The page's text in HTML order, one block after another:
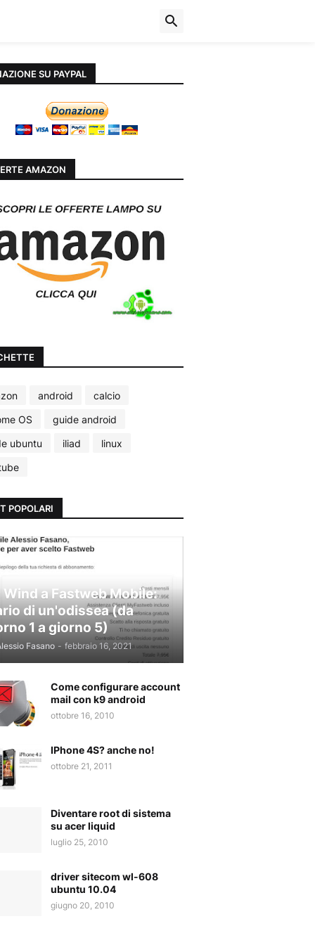
SU PAYPAL
AMAZON
android
calcio
OS
guide android
ubuntu
iliad
linux
POPOLARI
Wind a Fastweb Mobile:
di un'odissea (da
1 a giorno 5)
Fasano - febbraio 16, 2021
Come configurare account
mail con k9 android
ottobre 16, 2010
IPhone 4S? anche no!
ottobre 21, 2011
Diventare root di sistema
su acer liquid
luglio 25, 2010
driver sitecom wl-608
ubuntu 10.04
giugno 20, 2010